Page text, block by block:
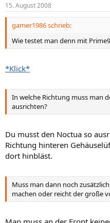
15. August 2008
gamer1986 schrieb:
Wie testet man denn mit
*Klick*
In welche Richtung muss man
ausrichten?
Du musst den Noctua so
Richtung hinteren
dort hinbläst.
Muss man dann noch
machen oder reicht der große